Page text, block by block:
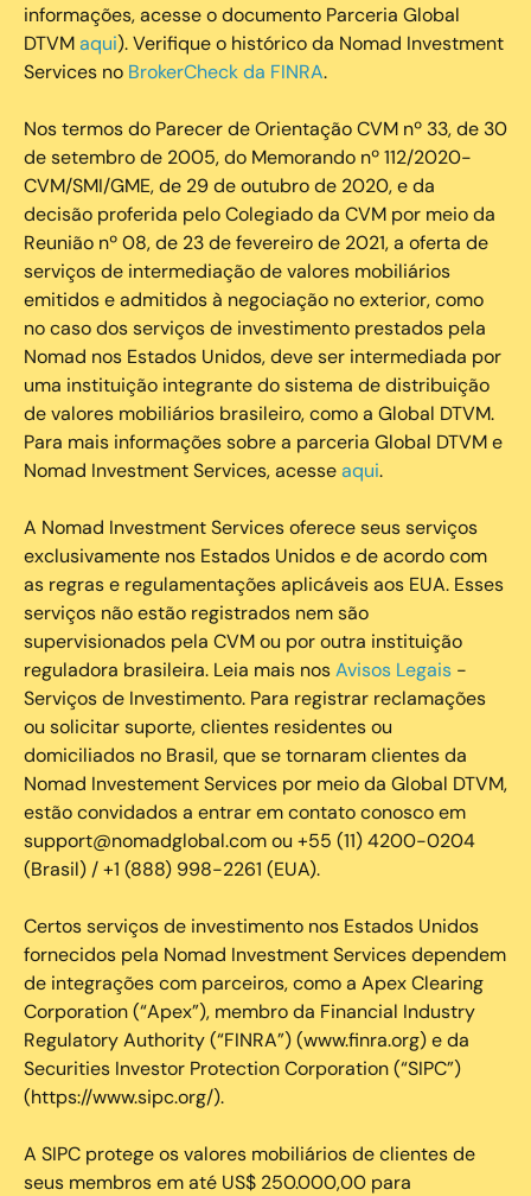
informações, acesse o documento Parceria Global
DTVMaqui). Verifique o histórico da Nomad Investment
Services no BrokerCheck da FINRA.
Nos termos do Parecer de Orientação CVM nº 33, de 30
de setembro de 2005, do Memorando nº 112/2020-
CVM/SMI/GME, de 29 de outubro de 2020, e da
decisão proferida pelo Colegiado da CVM por meio da
Reunião nº 08, de 23 de fevereiro de 2021, a oferta de
serviços de intermediação de valores mobiliários
emitidos e admitidos à negociação no exterior, como
no caso dos serviços de investimento prestados pela
Nomad nos Estados Unidos, deve ser intermediada por
uma instituição integrante do sistema de distribuição
de valores mobiliários brasileiro, como a Global DTVM.
Para mais informações sobre a parceria Global DTVM e
Nomad Investment Services, acesseaqui.
A Nomad Investment Services oferece seus serviços
exclusivamente nos Estados Unidos e de acordo com
as regras e regulamentações aplicáveis aos EUA. Esses
serviços não estão registrados nem são
supervisionados pela CVM ou por outra instituição
reguladora brasileira. Leia mais nosAvisos Legais -
Serviços de Investimento. Para registrar reclamações
ou solicitar suporte, clientes residentes ou
domiciliados no Brasil, que se tornaram clientes da
Nomad Investement Services por meio da Global DTVM,
estão convidados a entrar em contato conosco em
support@nomadglobal.com ou +55 (11) 4200-0204
(Brasil) / +1 (888) 998-2261 (EUA).
Certos serviços de investimento nos Estados Unidos
fornecidos pela Nomad Investment Services dependem
de integrações com parceiros, como a Apex Clearing
Corporation (“Apex”), membro da Financial Industry
Regulatory Authority (“FINRA”) (www.finra.org) e da
Securities Investor Protection Corporation (“SIPC”)
(https://www.sipc.org/).
A SIPC protege os valores mobiliários de clientes de
seus membros em até US$ 250.000,00 para